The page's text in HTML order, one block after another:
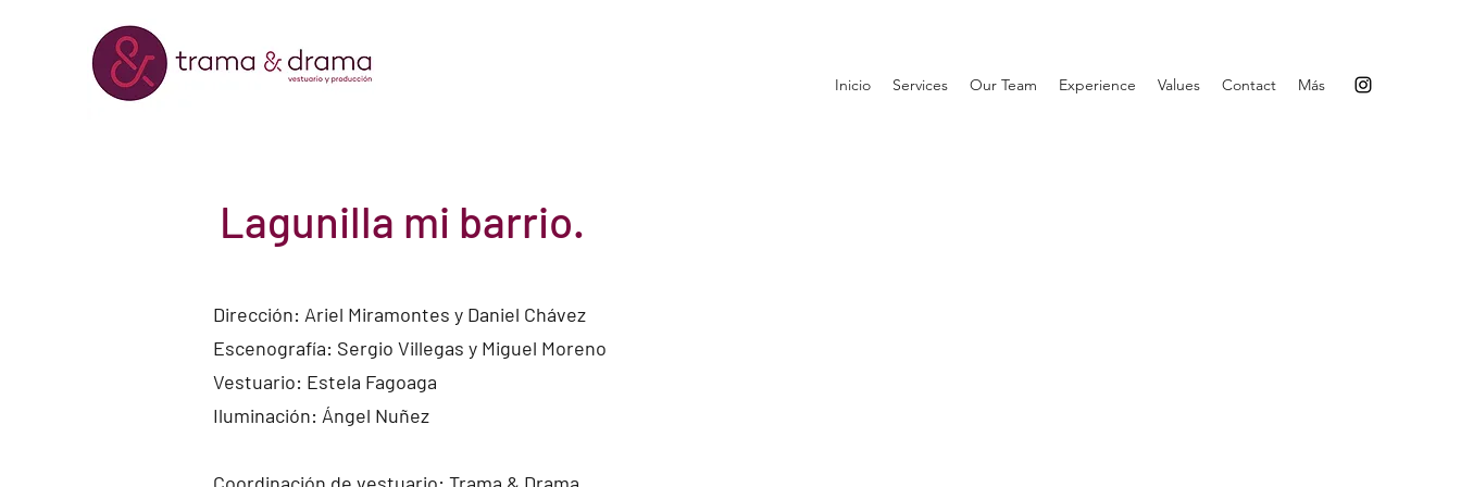
Inicio Services Our Team Experience Values Contact Más
Lagunilla mi barrio.
Dirección: Ariel Miramontes y Daniel Chávez
Escenografía: Sergio Villegas y Miguel Moreno
Vestuario: Estela Fagoaga
Iluminación: Ángel Nuñez